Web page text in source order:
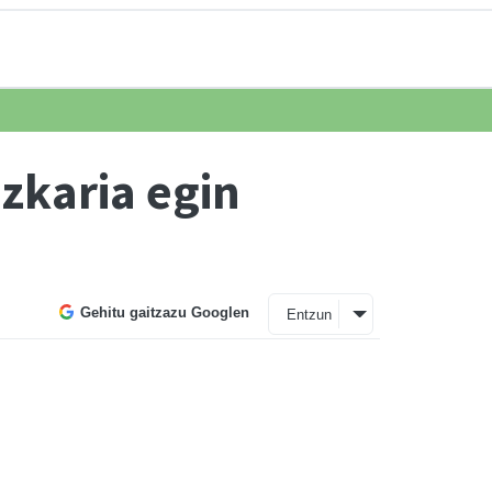
egin
Gehitu gaitzazu Googlen Entzun